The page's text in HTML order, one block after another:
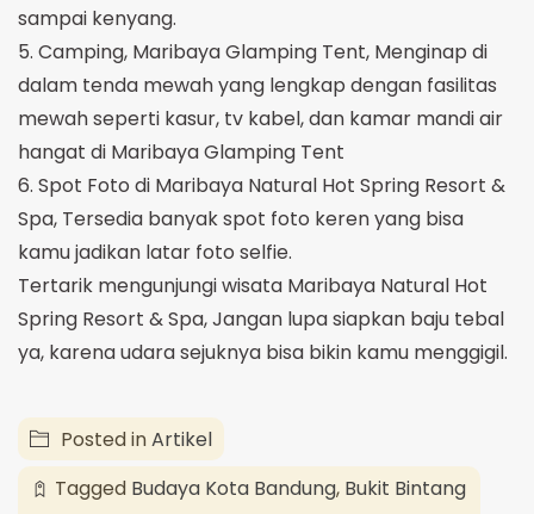
sampai kenyang.
5. Camping, Maribaya Glamping Tent, Menginap di
dalam tenda mewah yang lengkap dengan fasilitas
mewah seperti kasur, tv kabel, dan kamar mandi air
hangat di Maribaya Glamping Tent
6. Spot Foto di Maribaya Natural Hot Spring Resort &
Spa, Tersedia banyak spot foto keren yang bisa
kamu jadikan latar foto selfie.
Tertarik mengunjungi wisata Maribaya Natural Hot
Spring Resort & Spa, Jangan lupa siapkan baju tebal
ya, karena udara sejuknya bisa bikin kamu menggigil.
Posted inArtikel
Tagged Budaya Kota Bandung, Bukit Bintang